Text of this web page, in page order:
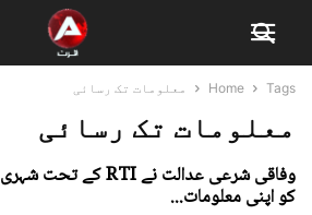
Home Tags معلومات تک رسائی
معلومات تک رسائی
وفاقی شرعی عدالت نے RTI کے تحت شہری
کو اپنی معلومات...